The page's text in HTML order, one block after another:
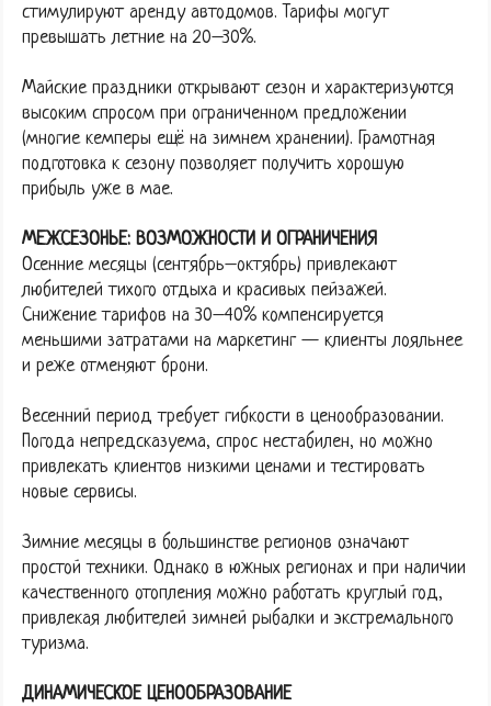
стимулируют аренду автодомов. Тарифы могут
превышать летние на 20–30%.
Майские праздники открывают сезон и характеризуются
высоким спросом при ограниченном предложении
(многие кемперы ещё на зимнем хранении). Грамотная
подготовка к сезону позволяет получить хорошую
прибыль уже в мае.
МЕЖСЕЗОНЬЕ: ВОЗМОЖНОСТИ И ОГРАНИЧЕНИЯ
Осенние месяцы (сентябрь–октябрь) привлекают
любителей тихого отдыха и красивых пейзажей.
Снижение тарифов на 30–40% компенсируется
меньшими затратами на маркетинг — клиенты лояльнее
и реже отменяют брони.
Весенний период требует гибкости в ценообразовании.
Погода непредсказуема, спрос нестабилен, но можно
привлекать клиентов низкими ценами и тестировать
новые сервисы.
Зимние месяцы в большинстве регионов означают
простой техники. Однако в южных регионах и при наличии
качественного отопления можно работать круглый год,
привлекая любителей зимней рыбалки и экстремального
туризма.
ДИНАМИЧЕСКОЕ ЦЕНООБРАЗОВАНИЕ